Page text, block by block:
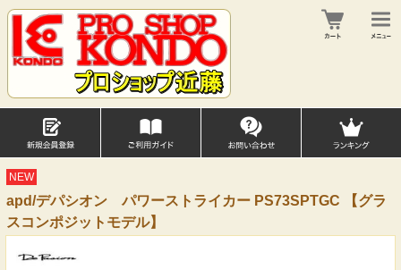
NEW
apd/デパシオン パワーストライカー PS73SPTGC 【グラ
スコンポジットモデル】